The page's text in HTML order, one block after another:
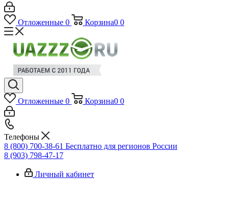
Отложенные 0 Корзина0 0
Отложенные 0 Корзина0 0
Телефоны
8 (800) 700-38-61 Бесплатно для регионов России
8 (903) 798-47-17
Личный кабинет